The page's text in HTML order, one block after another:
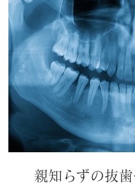
親知らずの抜